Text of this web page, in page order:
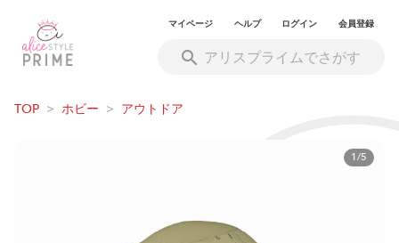
マイページ ヘルプ ログイン 会員登録
TOP > ホビー > アウトドア
1/5